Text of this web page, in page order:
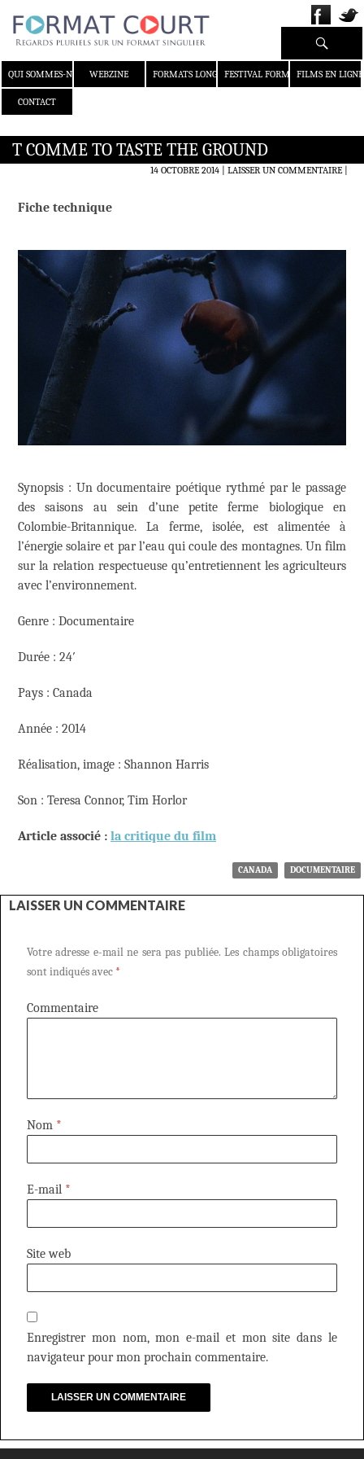
QUI SOMMES-NOUS ?WEBZINE FORMATS LONGS FESTIVAL FORMAT COURT
FILMS EN LIGNE
CONTACT
Recherche
T COMME TO TASTE THE GROUND
14 OCTOBRE 2014 LAISSER UN COMMENTAIRE|
Fiche technique
Synopsis : Un documentaire poétique rythmé par le passage
des saisons au sein d’une petite ferme biologique en
Colombie-Britannique. La ferme, isolée, est alimentée à
l’énergie solaire et par l’eau qui coule des montagnes. Un film
sur la relation respectueuse qu’entretiennent les agriculteurs
avec l’environnement.
Genre : Documentaire
Durée : 24′
Pays : Canada
Année : 2014
Réalisation, image : Shannon Harris
Son : Teresa Connor, Tim Horlor
Article associé : la critique du film
CANADA DOCUMENTAIRE
LAISSER UN COMMENTAIRE
Votre adresse e-mail ne sera pas publiée. Les champs obligatoires
sont indiqués avec *
Commentaire
Nom *
E-mail *
Site web
Enregistrer mon nom, mon e-mail et mon site dans le
navigateur pour mon prochain commentaire.